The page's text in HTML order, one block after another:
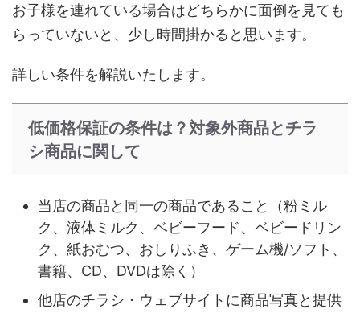
お子様を連れている場合はどちらかに面倒を見ても
らっていないと、少し時間掛かると思います。
詳しい条件を解説いたします。
低価格保証の条件は？対象外商品とチラ
シ商品に関して
当店の商品と同一の商品であること（粉ミル
ク、液体ミルク、ベビーフード、ベビードリン
ク、紙おむつ、おしりふき、ゲーム機/ソフト、
書籍、CD、DVDは除く）
他店のチラシ・ウェブサイトに商品写真と提供